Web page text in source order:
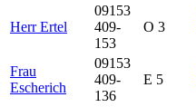
Herr Ertel
09153
409-
153
O 3
Frau
Escherich
09153
409-
136
E 5